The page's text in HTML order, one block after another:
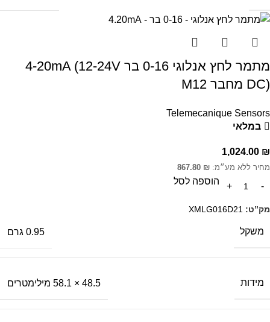
מתמר לחץ אנלוגי 0-16 בר 4-20mA (12-24V
DC) מחבר M12
Telemecanique Sensors
במלאי
1,024.00 ₪
מחיר ללא מע״מ: 867.80 ₪
הוספה לסל
מק”ט: XMLG016D21
משקל 0.95 גרם
מידות 48.5 × 58.1 מילימטרים